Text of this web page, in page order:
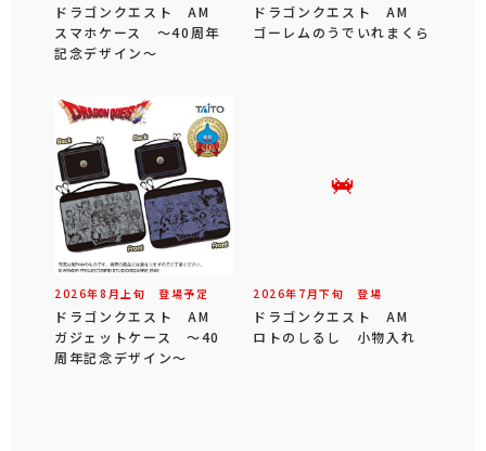
ドラゴンクエスト AM
スマホケース ～40周年
記念デザイン～
ドラゴンクエスト AM
ゴーレムのうでいれまくら
2026年8 月 上旬 登場予定
ドラゴンクエスト AM
ガジェットケース ～40
周年記念デザイン～
2026年 7 月下旬 登場
ドラゴンクエスト AM
ロトのしるし 小物入れ